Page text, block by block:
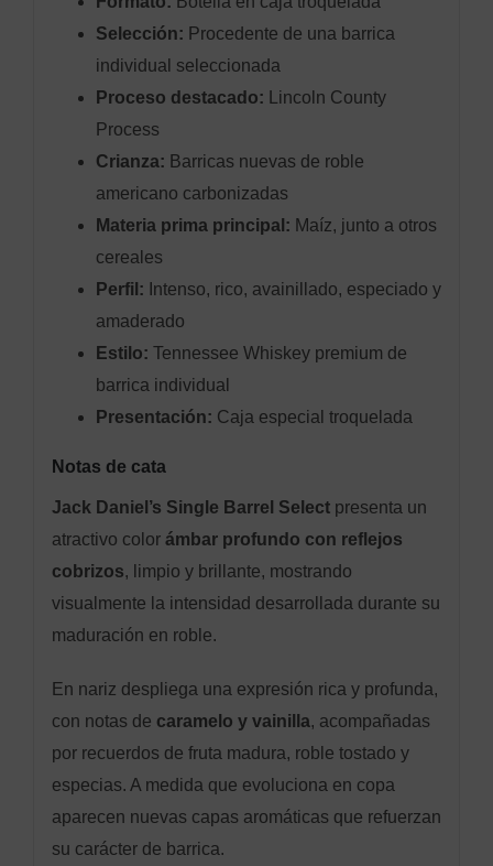
Selección: Procedente de una barrica
individual seleccionada
Proceso destacado: Lincoln County
Process
Crianza: Barricas nuevas de roble
americano carbonizadas
Materia prima principal: Maíz, junto a otros
cereales
Perfil: Intenso, rico, avainillado, especiado y
amaderado
Estilo: Tennessee Whiskey premium de
barrica individual
Presentación: Caja especial troquelada
Notas de cata
Jack Daniel’s Single Barrel Selectpresenta un
atractivo color ámbar profundo con reflejos
cobrizos, limpio y brillante, mostrando
visualmente la intensidad desarrollada durante su
maduración en roble.
En nariz despliega una expresión rica y profunda,
con notas de caramelo y vainilla, acompañadas
por recuerdos de fruta madura, roble tostado y
especias. A medida que evoluciona en copa
aparecen nuevas capas aromáticas que refuerzan
su carácter de barrica.